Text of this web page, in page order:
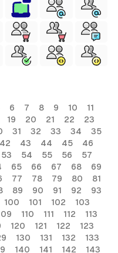
6 7 8 9 10
11
19 20 21 22
23
31 32 33 34
35
42 43 44 45
46
53 54 55 56
57
65 66 67 68
69
77 78 79 80
81
89 90 91 92
93
100 101 102
103
110 111 112
113
120 121 122
123
130 131 132
133
140 141 142 143